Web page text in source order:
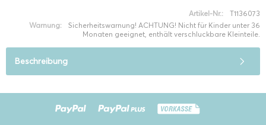
Artikel-Nr.:
T1136073
Warnung:
Sicherheitswarnung! ACHTUNG! Nicht für Kinder unter 36
Monaten geeignet, enthält verschluckbare Kleinteile.
Beschreibung